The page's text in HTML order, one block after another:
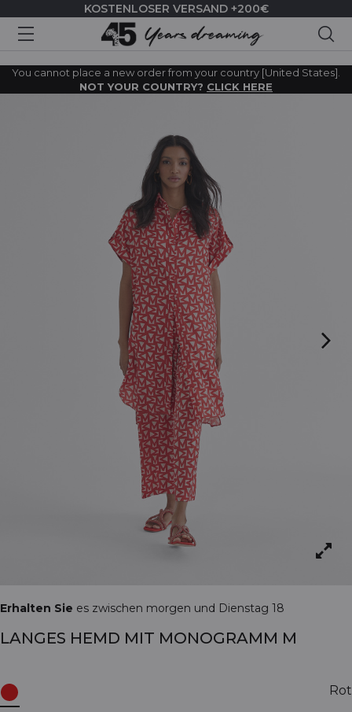
KOSTENLOSER VERSAND +200€
You cannot place a new order from your country [United States].
NOT YOUR COUNTRY? CLICK HERE
Erhalten Sie es zwischen morgen und Dienstag 18
LANGES HEMD MIT MONOGRAMM M
Rot